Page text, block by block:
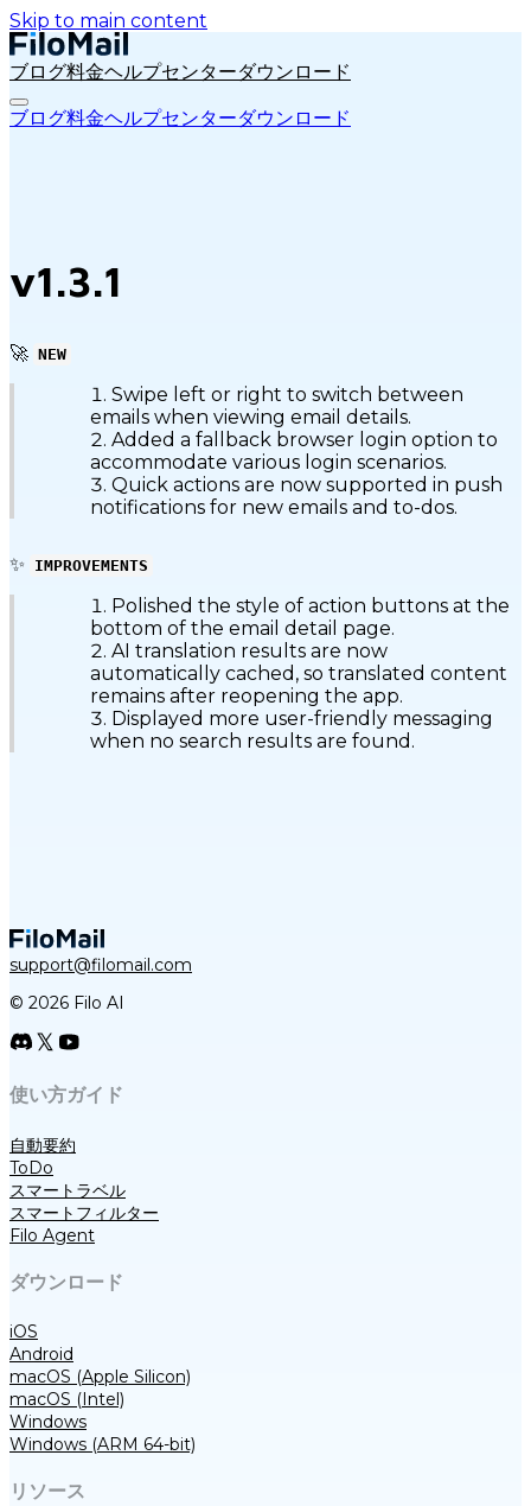
Skip to main content
ブログ料金ヘルプセンターダウンロード
ブログ料金ヘルプセンターダウンロード
v1.3.1
🚀 NEW
Swipe left or right to switch between
emails when viewing email details.
Added a fallback browser login option to
accommodate various login scenarios.
Quick actions are now supported in push
notifications for new emails and to-dos.
✨ IMPROVEMENTS
Polished the style of action buttons at the
bottom of the email detail page.
AI translation results are now
automatically cached, so translated content
remains after reopening the app.
Displayed more user-friendly messaging
when no search results are found.
support@filomail.com
© 2026 Filo AI
使い方ガイド
自動要約
ToDo
スマートラベル
スマートフィルター
Filo Agent
ダウンロード
iOS
Android
macOS (Apple Silicon)
macOS (Intel)
Windows
Windows (ARM 64-bit)
リソース